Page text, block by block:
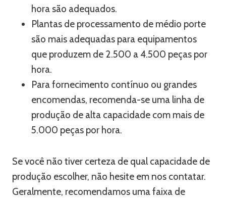
hora são adequados.
Plantas de processamento de médio porte
são mais adequadas para equipamentos
que produzem de 2.500 a 4.500 peças por
hora.
Para fornecimento contínuo ou grandes
encomendas, recomenda-se uma linha de
produção de alta capacidade com mais de
5.000 peças por hora.
Se você não tiver certeza de qual capacidade de
produção escolher, não hesite em nos contatar.
Geralmente, recomendamos uma faixa de